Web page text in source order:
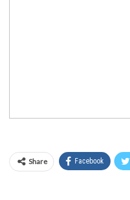
Share Facebook